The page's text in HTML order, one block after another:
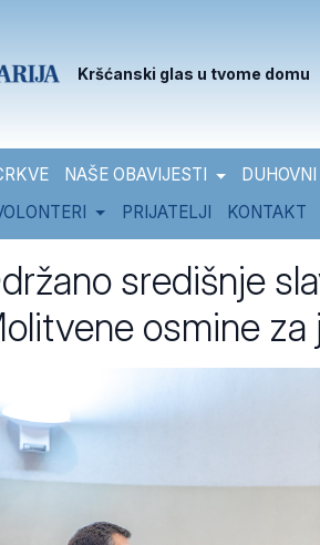
Kršćanski glas u tvome domu
NAŠE OBAVIJESTI
PRIJATELJI KONTAKT
središnje
osmine